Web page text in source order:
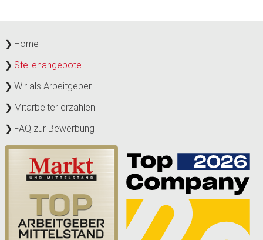
Home
Stellenangebote
Wir als Arbeitgeber
Mitarbeiter erzählen
FAQ zur Bewerbung